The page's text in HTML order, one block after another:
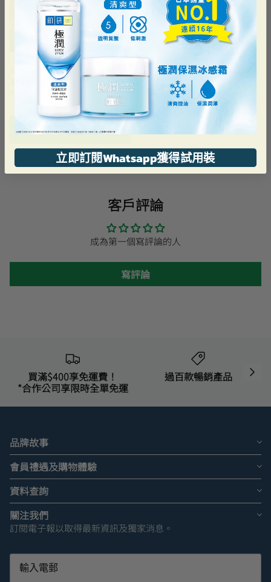
淨黑頭火山泥潔面乳
加到購物車
客戶評論
成為第一個寫評論的人
寫評論
買滿$400享免運費！
*合作公司享限時全單免運
過百款暢銷產品
品牌故事
會員禮遇及購物體驗
資料查詢
關注我們
訂閱電子報以取得最新資訊及獨家消息。
立即訂閱Whatsapp獲得試用裝